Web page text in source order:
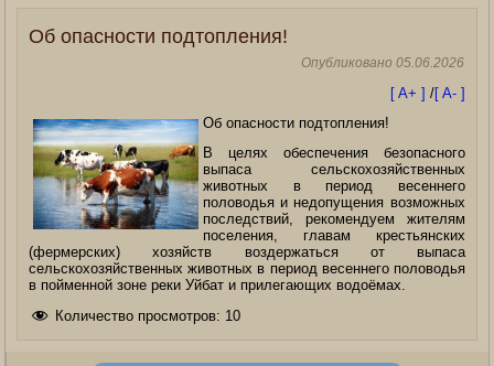
Об опасности подтопления!
Опубликовано 05.06.2026
[ A+ ] /[ A- ]
Об опасности подтопления!
В целях обеспечения безопасного
выпаса сельскохозяйственных
животных в период весеннего
половодья и недопущения возможных
последствий, рекомендуем жителям
поселения, главам крестьянских
(фермерских) хозяйств воздержаться от выпаса
сельскохозяйственных животных в период весеннего половодья
в пойменной зоне реки Уйбат и прилегающих водоёмах.
Количество просмотров: 10